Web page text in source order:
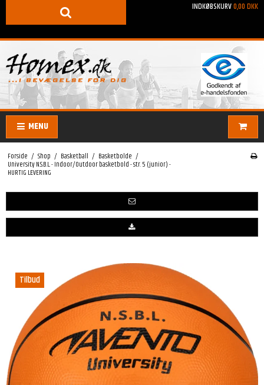
INDKØBSKURV0,00 DKK
MENU
Forside / Shop / Basketball / Basketbolde /
University N.S.B.L. - Indoor/Outdoor basketbold - str. 5 (junior) -
HURTIG LEVERING
Tilbud